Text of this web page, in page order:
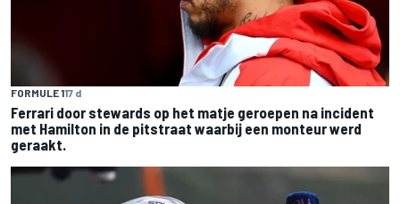
FORMULE 117 d
Ferrari door stewards op het matje geroepen na incident
met Hamilton in de pitstraat waarbij een monteur werd
geraakt.